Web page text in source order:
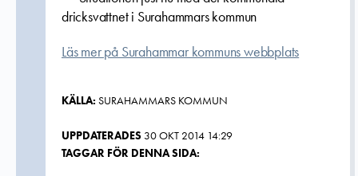
dricksvattnet i Surahammars kommun
Läs mer på Surahammar kommuns webbplats
KÄLLA: SURAHAMMARS KOMMUN
UPPDATERADES 30 OKT 2014 14:29
TAGGAR FÖR DENNA SIDA: